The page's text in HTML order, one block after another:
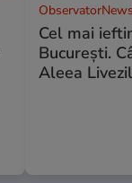
Cel mai
Bucureşti.
Aleea